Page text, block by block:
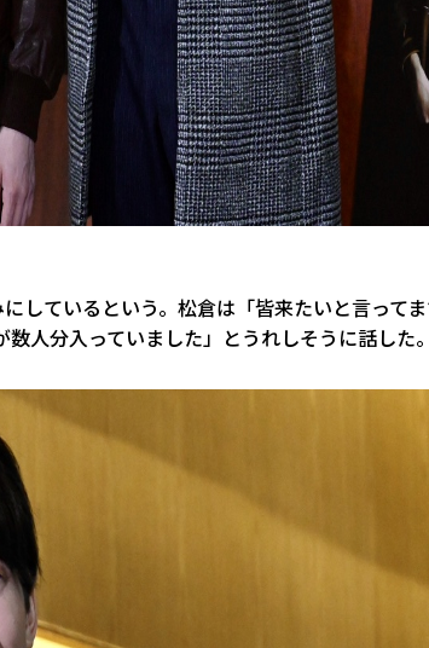
しているという。松倉は「皆来たいと言って
人分入っていました」とうれしそうに話した